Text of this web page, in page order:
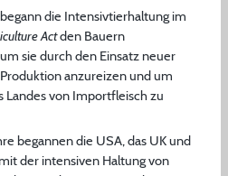
die Intensivtierhaltung im
Actden Bauern
sie durch den Einsatz neuer
anzureizen und um
Landes von Importfleisch zu
begannen die USA, das UK und
der intensiven Haltung von